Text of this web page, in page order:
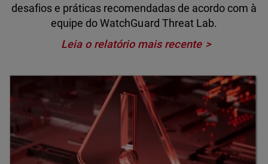
desafios e práticas recomendadas de acordo com à
equipe do WatchGuard Threat Lab.
Leia o relatório mais recente